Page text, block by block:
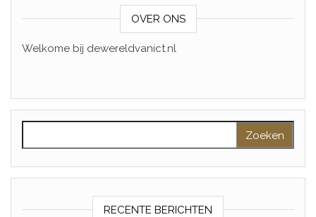
OVER ONS
Welkome bij dewereldvanict.nl
RECENTE BERICHTEN